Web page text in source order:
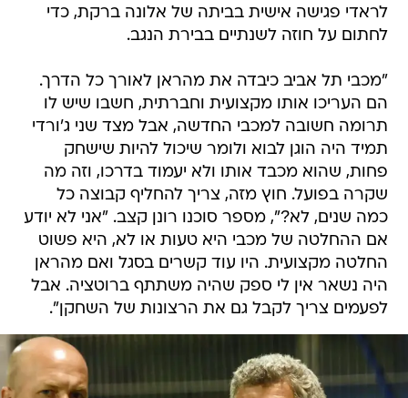
לראדי פגישה אישית בביתה של אלונה ברקת, כדי
לחתום על חוזה לשנתיים בבירת הנגב.
"מכבי תל אביב כיבדה את מהראן לאורך כל הדרך.
הם העריכו אותו מקצועית וחברתית, חשבו שיש לו
תרומה חשובה למכבי החדשה, אבל מצד שני ג'ורדי
תמיד היה הוגן לבוא ולומר שיכול להיות שישחק
פחות, שהוא מכבד אותו ולא יעמוד בדרכו, וזה מה
שקרה בפועל. חוץ מזה, צריך להחליף קבוצה כל
כמה שנים, לא?", מספר סוכנו רונן קצב. "אני לא יודע
אם ההחלטה של מכבי היא טעות או לא, היא פשוט
החלטה מקצועית. היו עוד קשרים בסגל ואם מהראן
היה נשאר אין לי ספק שהיה משתתף ברוטציה. אבל
לפעמים צריך לקבל גם את הרצונות של השחקן".